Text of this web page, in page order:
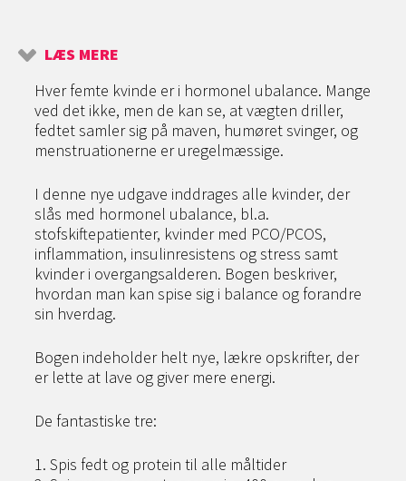
LÆS MERE
Hver femte kvinde er i hormonel ubalance. Mange
ved det ikke, men de kan se, at vægten driller,
fedtet samler sig på maven, humøret svinger, og
menstruationerne er uregelmæssige.
I denne nye udgave inddrages alle kvinder, der
slås med hormonel ubalance, bl.a.
stofskiftepatienter, kvinder med PCO/PCOS,
inflammation, insulinresistens og stress samt
kvinder i overgangsalderen. Bogen beskriver,
hvordan man kan spise sig i balance og forandre
sin hverdag.
Bogen indeholder helt nye, lækre opskrifter, der
er lette at lave og giver mere energi.
De fantastiske tre:
1. Spis fedt og protein til alle måltider